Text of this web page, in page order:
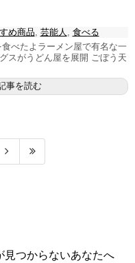
め商品, 芸能人 , 食べる
べたよラーメン屋で有名な一
スがうどん屋を展開 ごぼう天
事を読む
見つからないあなたへ